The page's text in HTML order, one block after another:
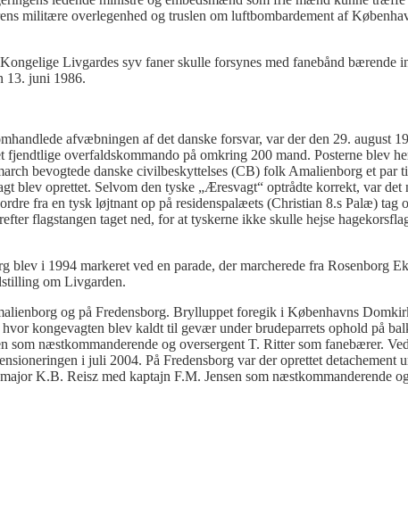
militære overlegenhed og truslen om luftbombardement af
Livgardes syv faner skulle forsynes med fanebånd bærende
13. juni 1986.
afvæbningen af det danske forsvar, var der den 29. august
overfaldskommando på omkring 200 mand. Posterne blev
bevogtede danske civilbeskyttelses (CB) folk Amalienborg et par
blev oprettet. Selvom den tyske „Æresvagt“ optrådte korrekt, var
fra en tysk løjtnant op på residenspalæets (Christian 8.s Palæ) tag
flagstangen taget ned, for at tyskerne ikke skulle hejse
blev i 1994 markeret ved en parade, der marcherede fra Rosenborg
om Livgarden.
og på Fredensborg. Brylluppet foregik i Københavns
kongevagten blev kaldt til gevær under brudeparrets ophold på
som næstkommanderende og oversergent T. Ritter som fanebærer.
i juli 2004. På Fredensborg var der oprettet
K.B. Reisz med kaptajn F.M. Jensen som næstkommanderende